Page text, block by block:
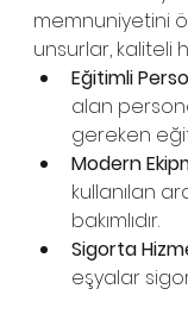
memnuniyetini
unsurlar, kaliteli
Eğitimli
alan
gereken
Modern
kullanılan
bakımlıdır.
Sigorta
eşyalar